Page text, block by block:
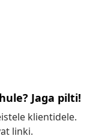
Jaga pilti!
klientidele.
linki.